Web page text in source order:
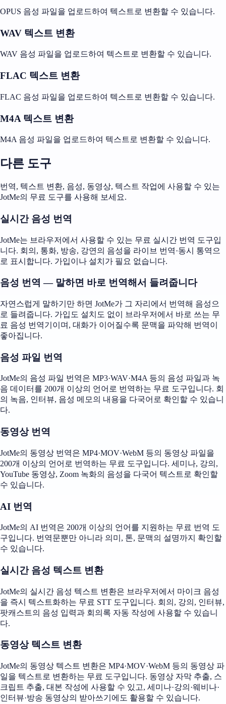
OPUS 음성 파일을 업로드하여 텍스트로 변환할 수 있습니다.
WAV 텍스트 변환
WAV 음성 파일을 업로드하여 텍스트로 변환할 수 있습니다.
FLAC 텍스트 변환
FLAC 음성 파일을 업로드하여 텍스트로 변환할 수 있습니다.
M4A 텍스트 변환
M4A 음성 파일을 업로드하여 텍스트로 변환할 수 있습니다.
다른 도구
번역, 텍스트 변환, 음성, 동영상, 텍스트 작업에 사용할 수 있는
JotMe의 무료 도구를 사용해 보세요.
실시간 음성 번역
JotMe는 브라우저에서 사용할 수 있는 무료 실시간 번역 도구입
니다. 회의, 통화, 방송, 강연의 음성을 라이브 번역·동시 통역으
로 표시합니다. 가입이나 설치가 필요 없습니다.
음성 번역 — 말하면 바로 번역해서 들려줍니다
자연스럽게 말하기만 하면 JotMe가 그 자리에서 번역해 음성으
로 들려줍니다. 가입도 설치도 없이 브라우저에서 바로 쓰는 무
료 음성 번역기이며, 대화가 이어질수록 문맥을 파악해 번역이
좋아집니다.
음성 파일 번역
JotMe의 음성 파일 번역은 MP3·WAV·M4A 등의 음성 파일과 녹
음 데이터를 200개 이상의 언어로 번역하는 무료 도구입니다. 회
의 녹음, 인터뷰, 음성 메모의 내용을 다국어로 확인할 수 있습니
다.
동영상 번역
JotMe의 동영상 번역은 MP4·MOV·WebM 등의 동영상 파일을
200개 이상의 언어로 번역하는 무료 도구입니다. 세미나, 강의,
YouTube 동영상, Zoom 녹화의 음성을 다국어 텍스트로 확인할
수 있습니다.
AI 번역
JotMe의 AI 번역은 200개 이상의 언어를 지원하는 무료 번역 도
구입니다. 번역문뿐만 아니라 의미, 톤, 문맥의 설명까지 확인할
수 있습니다.
실시간 음성 텍스트 변환
JotMe의 실시간 음성 텍스트 변환은 브라우저에서 마이크 음성
을 즉시 텍스트화하는 무료 STT 도구입니다. 회의, 강의, 인터뷰,
팟캐스트의 음성 입력과 회의록 자동 작성에 사용할 수 있습니
다.
동영상 텍스트 변환
JotMe의 동영상 텍스트 변환은 MP4·MOV·WebM 등의 동영상 파
일을 텍스트로 변환하는 무료 도구입니다. 동영상 자막 추출, 스
크립트 추출, 대본 작성에 사용할 수 있고, 세미나·강의·웨비나·
인터뷰·방송 동영상의 받아쓰기에도 활용할 수 있습니다.